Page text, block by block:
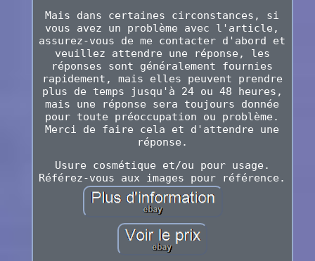
Mais dans certaines circonstances, si
vous avez un problème avec l'article,
assurez-vous de me contacter d'abord et
veuillez attendre une réponse, les
réponses sont généralement fournies
rapidement, mais elles peuvent prendre
plus de temps jusqu'à 24 ou 48 heures,
mais une réponse sera toujours donnée
pour toute préoccupation ou problème.
Merci de faire cela et d'attendre une
réponse.
Usure cosmétique et/ou pour usage.
Référez-vous aux images pour référence.